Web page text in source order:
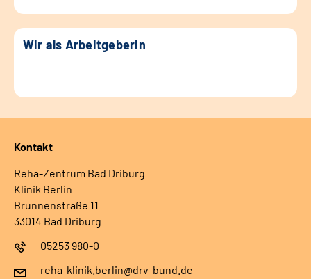
Wir als Arbeitgeberin
Kontakt
Reha-Zentrum Bad Driburg
Klinik Berlin
Brunnenstraße 11
33014 Bad Driburg
05253 980-0
reha-klinik.berlin@drv-bund.de